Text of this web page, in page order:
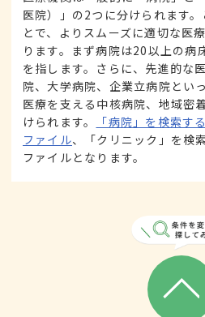
医院）」の2つに分けられます
とで、よりスムーズに適切な医
ります。まず病院は20以上の病
を指します。さらに、先進的な
院、大学病院、企業立病院とい
医療を支える中核病院、地域密
けられます。
「病院」を検索す
ファイル、「クリニック」を検
ファイルとなります。